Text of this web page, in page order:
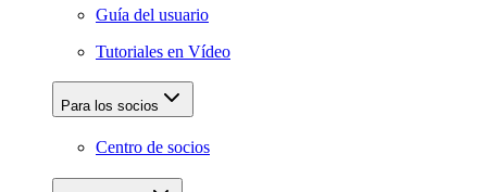
Guía del usuario
Tutoriales en Vídeo
Para los socios
Centro de socios